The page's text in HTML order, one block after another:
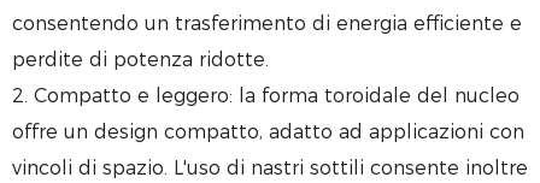
consentendo un trasferimento di energia efficiente e
perdite di potenza ridotte.
2. Compatto e leggero: la forma toroidale del nucleo
offre un design compatto, adatto ad applicazioni con
vincoli di spazio. L'uso di nastri sottili consente inoltre